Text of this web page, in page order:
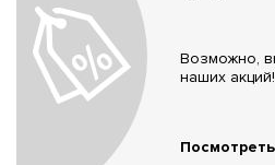
Возможно,
наших акций!